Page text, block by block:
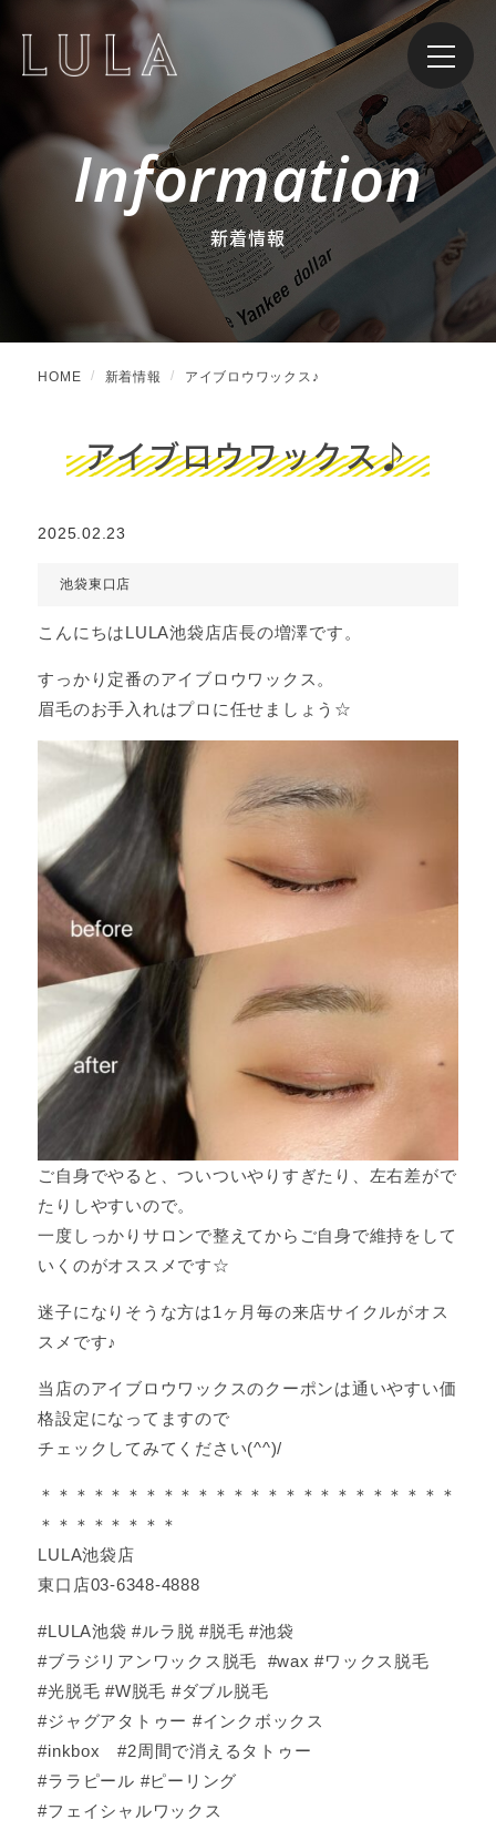
Information
新着情報
HOME 新着情報 アイブロウワックス♪
アイブロウワックス♪
2025.02.23
池袋東口店
こんにちはLULA池袋店店長の増澤です。
すっかり定番のアイブロウワックス。
眉毛のお手入れはプロに任せましょう☆
ご自身でやると、ついついやりすぎたり、左右差がで
たりしやすいので。
一度しっかりサロンで整えてからご自身で維持をして
いくのがオススメです☆
迷子になりそうな方は1ヶ月毎の来店サイクルがオス
スメです♪
当店のアイブロウワックスのクーポンは通いやすい価
格設定になってますので
チェックしてみてください(^^)/
＊＊＊＊＊＊＊＊＊＊＊＊＊＊＊＊＊＊＊＊＊＊＊＊
＊＊＊＊＊＊＊＊
LULA池袋店
東口店03-6348-4888
#LULA池袋 #ルラ脱 #脱毛 #池袋
#ブラジリアンワックス脱毛 #wax #ワックス脱毛
#光脱毛 #W脱毛 #ダブル脱毛
#ジャグアタトゥー #インクボックス
#inkbox #2周間で消えるタトゥー
#ララピール #ピーリング
#フェイシャルワックス